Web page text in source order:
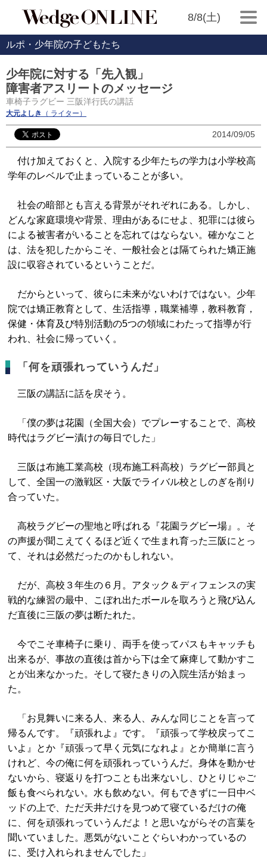
8/8(土)
ルポ・少年院の子どもたち
少年院に対する「先入観」
障害者アスリートのメッセージ
車椅子ラグビー 三阪洋行氏の講話
大元よしき （ ライター）
2014/09/05
付け加えておくと、入院する少年たちの学力は小学校高
学年のレベルで止まっていることが多い。
社会の暗部とも言える背景がそれぞれにある。しかし、
どんな家庭環境や背景、理由があるにせよ、犯罪には彼ら
による被害者がいることを忘れてはならない。確かなこと
は、法を犯したからこそ、一般社会とは隔てられた矯正施
設に収容されているということだ。
だからといって、彼らに未来がないわけではない。少年
院では矯正教育として、生活指導，職業補導，教科教育，
保健・体育及び特別活動の5つの領域にわたって指導が行
われ、社会に帰っていく。
「何を頑張れっていうんだ」
三阪の講話に話を戻そう。
「僕の夢は花園（全国大会）でプレーすることで、高校
時代はラグビー漬けの毎日でした」
三阪は布施工業高校（現布施工科高校）ラグビー部員と
して、全国一の激戦区・大阪でライバル校としのぎを削り
合っていた。
高校ラグビーの聖地と呼ばれる『花園ラグビー場』。そ
の声援が聞こえてくるほど近くで生まれ育った三阪にとっ
て、それは必然だったのかもしれない。
だが、高校３年生の６月。アタック＆ディフェンスの実
戦的な練習の最中、こぼれ出たボールを取ろうと飛び込ん
だ直後に三阪の夢は断たれた。
今でこそ車椅子に乗り、両手を使ってパスもキャッチも
出来るが、事故の直後は首から下は全て麻痺して動かすこ
とが出来なかった。そして寝たきりの入院生活が始まっ
た。
「お見舞いに来る人、来る人、みんな同じことを言って
帰るんです。『頑張れよ』です。『頑張って学校戻ってこ
いよ』とか『頑張って早く元気になれよ』とか簡単に言う
けれど、今の俺に何を頑張れっていうんだ。身体を動かせ
ないから、寝返りを打つことも出来ないし、ひとりじゃご
飯も食べられない。水も飲めない。何もできずに一日中ベ
ッドの上で、ただ天井だけを見つめて寝ているだけの俺
に、何を頑張れっていうんだよ！と思いながらその言葉を
聞いていました。悪気がないことぐらいわかっているの
に、受け入れられませんでした」